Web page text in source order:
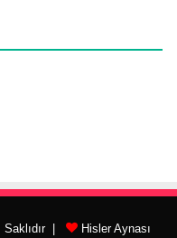
Saklıdır | Hisler Aynası